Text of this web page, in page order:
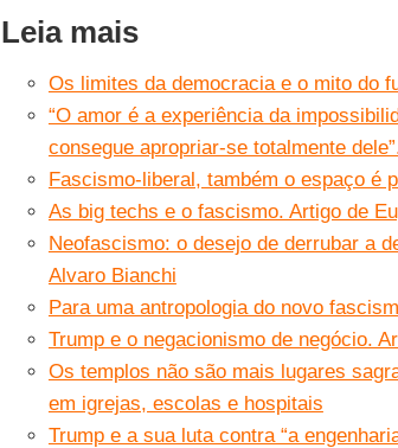
Leia mais
Os limites da democracia e o mito do
“O amor é a experiência da
consegue apropriar-se totalmente
Fascismo-liberal, também o espaço é
As big techs e o fascismo. Artigo de
Neofascismo: o desejo de derrubar a
Alvaro Bianchi
Para uma antropologia do novo
Trump e o negacionismo de negócio.
Os templos não são mais lugares
em igrejas, escolas e hospitais
Trump e a sua luta contra “a